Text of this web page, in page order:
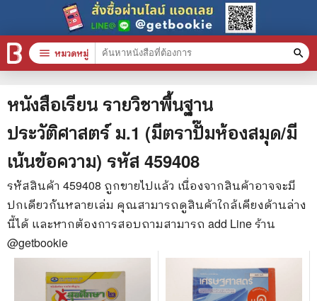
หนังสือเรียน รายวิชาพื้นฐาน
ประวัติศาสตร์ ม.1 (มีตราปั๊มห้องสมุด/มี
เน้นข้อความ) รหัส 459408
รหัสสินค้า 459408 ถูกขายไปแล้ว เนื่องจากสินค้าอาจจะมี
ปกเดียวกันหลายเล่ม คุณสามารถดูสินค้าใกล้เคียงด้านล่าง
นี้ได้ และหากต้องการสอบถามสามารถ add Line ร้าน
@getbookie
menu หมวดหมู่ search
หมวดหมู่สินค้า
หนังสือทั้งหมด
stars
สินค้าใช้เฉพาะแต้มเท่านั้น
📚 หนังสือทั่วไป
🦄 วรรณกรรม นิยาย เรื่องสั้น
🎓 การศึกษา
😼 หนังสือการ์ตูน